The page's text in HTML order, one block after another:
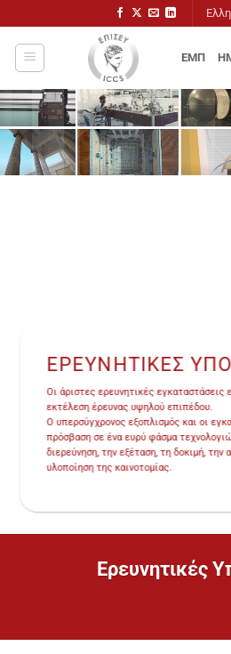
στο
περιεχόμενο
ΕΜΠ
ΕΡΕΥΝΗΤΙΚΈΣ
Οι άριστες ερευνητικές εγκαταστάσεις
εκτέλεση έρευνας υψηλού επιπέδου.
Ο υπερσύγχρονος εξοπλισμός και οι
πρόσβαση σε ένα ευρύ φάσμα
διερεύνηση, την εξέταση, τη δοκιμή, την
υλοποίηση της καινοτομίας.
Ερευνητικές